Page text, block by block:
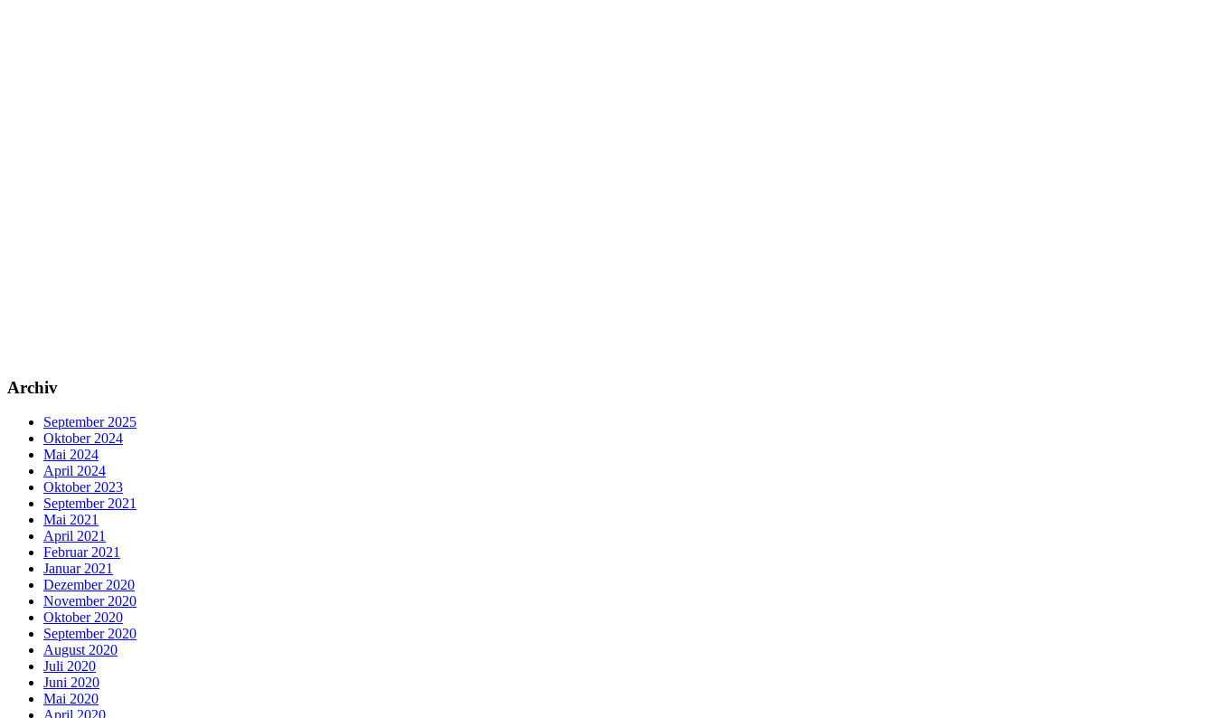
Archiv
September 2025
Oktober 2024
Mai 2024
April 2024
Oktober 2023
September 2021
Mai 2021
April 2021
Februar 2021
Januar 2021
Dezember 2020
November 2020
Oktober 2020
September 2020
August 2020
Juli 2020
Juni 2020
Mai 2020